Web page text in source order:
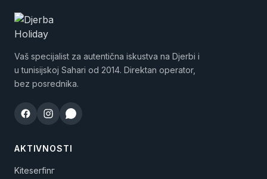
Vaš specijalist za autentična iskustva na Djerbi i
u tunisijskoj Sahari od 2014. Direktan operator,
bez posrednika.
AKTIVNOSTI
Kiteserfinг